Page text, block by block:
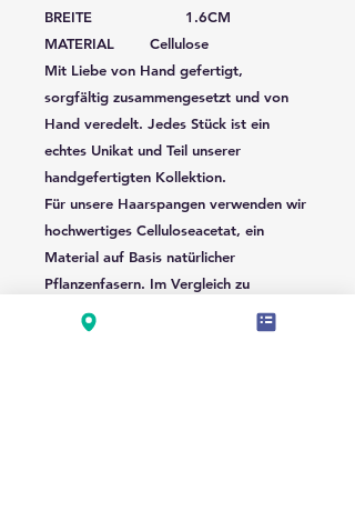
BREITE 1.6CM
MATERIAL Cellulose
Mit Liebe von Hand gefertigt,
sorgfältig zusammengesetzt und von
Hand veredelt. Jedes Stück ist ein
echtes Unikat und Teil unserer
handgefertigten Kollektion.
Für unsere Haarspangen verwenden wir
hochwertiges Celluloseacetat, ein
Material auf Basis natürlicher
Pflanzenfasern. Im Vergleich zu
herkömmlichen Kunststoff-Haarspangen
ist Celluloseacetat besonders langlebig,